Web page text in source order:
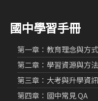
國中學習手冊
第一章：教育理念與方式
第二章：學習資源與方法
第三章：大考與升學資訊
第四章：國中常見 QA